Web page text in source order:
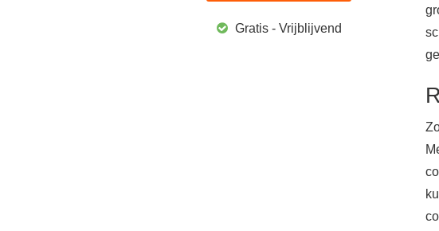
Gratis - Vrijblijvend